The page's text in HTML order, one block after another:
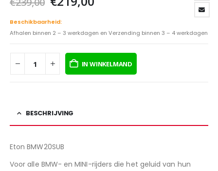
was:
€239,00.€219,00.
Beschikbaarheid:
Afhalen binnen 2 – 3 werkdagen en Verzending binnen 3 – 4 werkdagen
IN WINKELMAND
BESCHRIJVING
Eton BMW20SUB
Voor alle BMW- en MINI-rijders die het geluid van hun